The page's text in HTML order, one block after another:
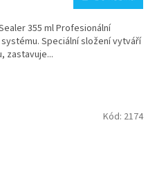
355 ml Profesionální
Speciální složení vytváří
zastavuje...
Kód: 2174